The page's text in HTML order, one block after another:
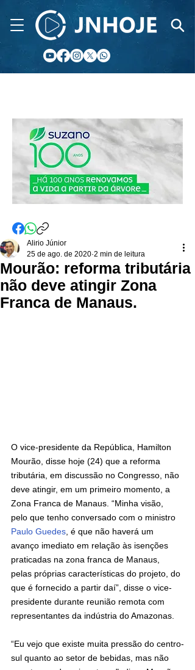
Mourão: reforma tributária
não deve atingir Zona
Franca de Manaus.
Alirio Júnior
25 de ago. de 2020 2 min de leitura
O vice-presidente da República, Hamilton
Mourão, disse hoje (24) que a reforma
tributária, em discussão no Congresso, não
deve atingir, em um primeiro momento, a
Zona Franca de Manaus. “Minha visão,
pelo que tenho conversado com o ministro
Paulo Guedes, é que não haverá um
avanço imediato em relação às isenções
praticadas na zona franca de Manaus,
pelas próprias características do projeto, do
que é fornecido a partir daí”, disse o vice-
presidente durante reunião remota com
representantes da indústria do Amazonas.
“Eu vejo que existe muita pressão do centro-
sul quanto ao setor de bebidas, mas não